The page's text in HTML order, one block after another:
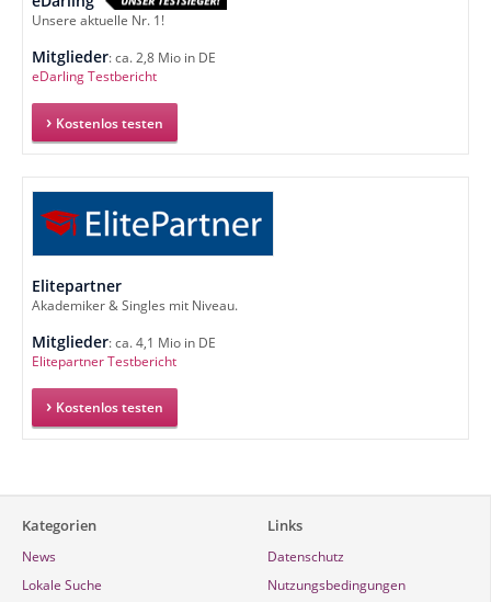
Unsere aktuelle Nr. 1!
Mitglieder: ca. 2,8 Mio in DE
eDarling Testbericht
Kostenlos testen
Elitepartner
Akademiker & Singles mit Niveau.
Mitglieder: ca. 4,1 Mio in DE
Elitepartner Testbericht
Kostenlos testen
Kategorien
News
Lokale Suche
Links
Datenschutz
Nutzungsbedingungen